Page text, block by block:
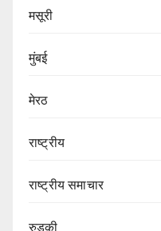
मसूरी
मुंबई
मेरठ
राष्ट्रीय
राष्ट्रीय समाचार
रुड़की